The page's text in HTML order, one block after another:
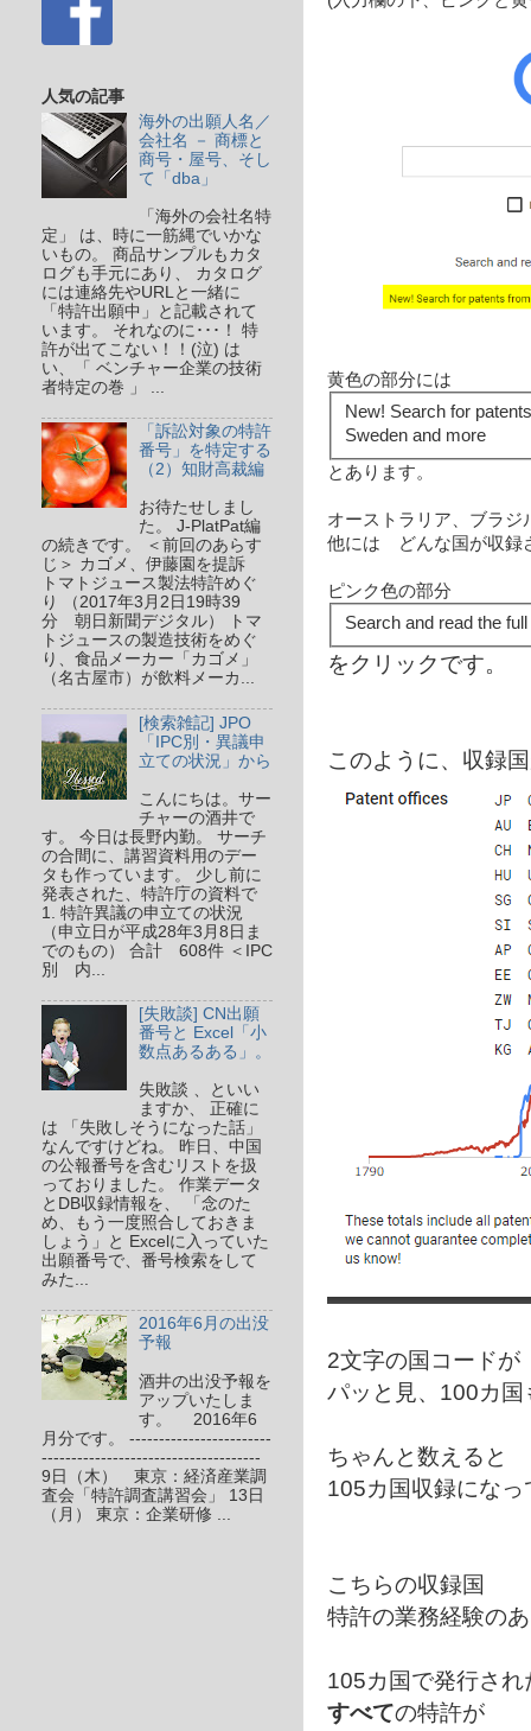
黄色の部分には
New! Search for
Sweden and more
とあります。
オーストラリア、ブラジ
他には どんな国が収録
ピンク色の部分
Search and read the
をクリックです。
このように、収録
2文字の国コード
パッと見、100カ
ちゃんと数える
105カ国収録になっ
こちらの収録国
特許の業務経験の
105カ国で発行され
すべての特許が
人気の記事
海外の出願人名／
会社名 － 商標と
商号・屋号、そし
て「dba」
「海外の会社名特
定」 は、時に一筋縄でいかな
いもの。 商品サンプルもカタ
ログも手元にあり、 カタログ
には連絡先やURLと一緒に
「特許出願中」と記載されて
います。 それなのに･･･！ 特
許が出てこない！！(泣) は
い、「 ベンチャー企業の技術
者特定の巻 」 ...
「訴訟対象の特許
番号」を特定する
（2）知財高裁編
お待たせしまし
た。 J-PlatPat編
の続きです。 ＜前回のあらす
じ＞ カゴメ、伊藤園を提訴
トマトジュース製法特許めぐ
り （2017年3月2日19時39
分 朝日新聞デジタル） トマ
トジュースの製造技術をめぐ
り、食品メーカー「カゴメ」
（名古屋市）が飲料メーカ...
[検索雑記] JPO
「IPC別・異議申
立ての状況」から
こんにちは。サー
チャーの酒井で
す。 今日は長野内勤。 サーチ
の合間に、講習資料用のデー
タも作っています。 少し前に
発表された、特許庁の資料で
1. 特許異議の申立ての状況
（申立日が平成28年3月8日ま
でのもの） 合計 608件 ＜IPC
別 内...
[失敗談] CN出願
番号と Excel「小
数点あるある」。
失敗談 、といい
ますか、 正確に
は 「失敗しそうになった話」
なんですけどね。 昨日、中国
の公報番号を含むリストを扱
っておりました。 作業データ
とDB収録情報を、 「念のた
め、もう一度照合しておきま
しょう」と Excelに入っていた
出願番号で、番号検索をして
みた...
2016年6月の出没
予報
酒井の出没予報を
アップいたしま
す。 2016年6
月分です。 ------------------------
-------------------------------------
9日（木） 東京：経済産業調
査会「特許調査講習会」 13日
（月） 東京：企業研修 ...